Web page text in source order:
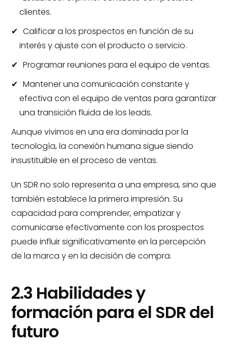
clientes.
Calificar a los prospectos en función de su
interés y ajuste con el producto o servicio.
Programar reuniones para el equipo de ventas.
Mantener una comunicación constante y
efectiva con el equipo de ventas para garantizar
una transición fluida de los leads.
Aunque vivimos en una era dominada por la
tecnología, la conexión humana sigue siendo
insustituible en el proceso de ventas.
Un SDR no solo representa a una empresa, sino que
también establece la primera impresión. Su
capacidad para comprender, empatizar y
comunicarse efectivamente con los prospectos
puede influir significativamente en la percepción
de la marca y en la decisión de compra.
2.3 Habilidades y
formación para el SDR del
futuro